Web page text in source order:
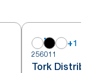
+1
256011
Tork